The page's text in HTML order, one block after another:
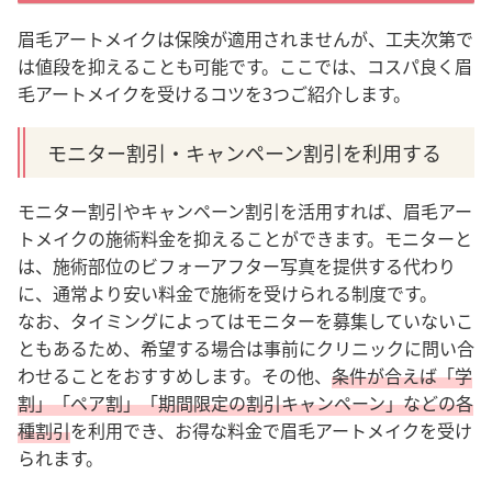
眉毛アートメイクは保険が適用されませんが、工夫次第で
は値段を抑えることも可能です。ここでは、コスパ良く眉
毛アートメイクを受けるコツを3つご紹介します。
モニター割引・キャンペーン割引を利用する
モニター割引やキャンペーン割引を活用すれば、眉毛アー
トメイクの施術料金を抑えることができます。モニターと
は、施術部位のビフォーアフター写真を提供する代わり
に、通常より安い料金で施術を受けられる制度です。
なお、タイミングによってはモニターを募集していないこ
ともあるため、希望する場合は事前にクリニックに問い合
わせることをおすすめします。 その他、 条件が合えば「学
割」「ペア割」「期間限定の割引キャンペーン」などの各
種割引を利用でき、お得な料金で眉毛アートメイクを受け
られます。